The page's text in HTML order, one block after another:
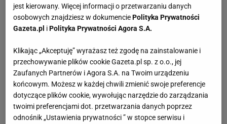
jest kierowany. Więcej informacji o przetwarzaniu danych
osobowych znajdziesz w dokumenciePolityka Prywatności
Gazeta.pl iPolityka Prywatności Agora S.A.
Klikając „Akceptuję” wyrażasz też zgodę na zainstalowanie i
przechowywanie plików cookie Gazeta.pl sp. z o.o., jej
Zaufanych Partnerów i Agora S.A. na Twoim urządzeniu
końcowym. Możesz w każdej chwili zmienić swoje preferencje
dotyczące plików cookie, wywołując narzędzie do zarządzania
twoimi preferencjami dot. przetwarzania danych poprzez
odnośnik „Ustawienia prywatności ” w stopce serwisu i